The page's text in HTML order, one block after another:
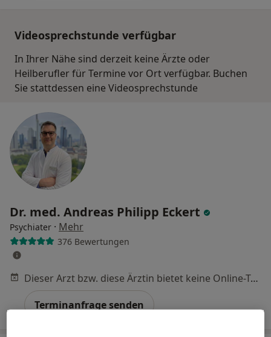
Videosprechstunde verfügbar
In Ihrer Nähe sind derzeit keine Ärzte oder
Heilberufler für Termine vor Ort verfügbar. Buchen
Sie stattdessen eine Videosprechstunde
Dr. med. Andreas Philipp Eckert
Psychiater · Mehr
376 Bewertungen
Dieser Arzt bzw. diese Ärztin bietet keine Online-Terminbuchung an diesem Standort an.
Terminanfrage senden